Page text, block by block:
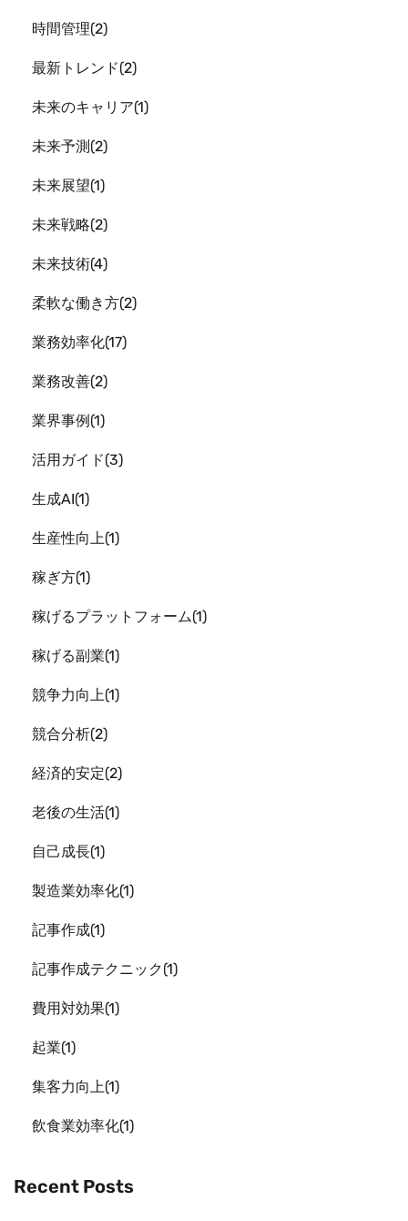
時間管理 2
最新トレンド 2
未来のキャリア 1
未来予測 2
未来展望 1
未来戦略 2
未来技術 4
柔軟な働き方 2
業務効率化 17
業務改善 2
業界事例 1
活用ガイド 3
生成AI 1
生産性向上 1
稼ぎ方 1
稼げるプラットフォーム 1
稼げる副業 1
競争力向上 1
競合分析 2
経済的安定 2
老後の生活 1
自己成長 1
製造業効率化 1
記事作成 1
記事作成テクニック 1
費用対効果 1
起業 1
集客力向上 1
飲食業効率化 1
Recent Posts